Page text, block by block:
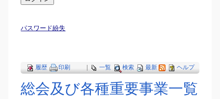
パスワード紛失
一覧 検索 最新 ヘルプ
履歴 印刷
総会及び各種重要事業一覧